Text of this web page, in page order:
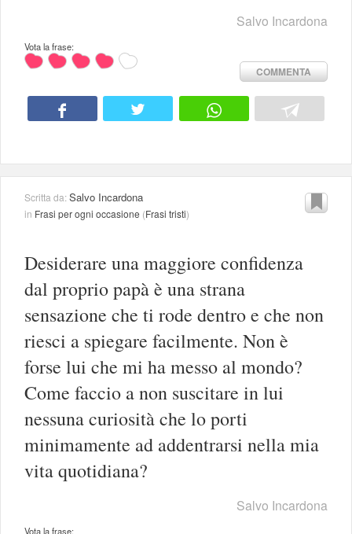
Salvo Incardona
Vota la frase:
COMMENTA
Scritta da:Salvo Incardona
in Frasi per ogni occasione (Frasi tristi)
Desiderare una maggiore confidenza
dal proprio papà è una strana
sensazione che ti rode dentro e che non
riesci a spiegare facilmente. Non è
forse lui che mi ha messo al mondo?
Come faccio a non suscitare in lui
nessuna curiosità che lo porti
minimamente ad addentrarsi nella mia
vita quotidiana?
Salvo Incardona
Vota la frase: